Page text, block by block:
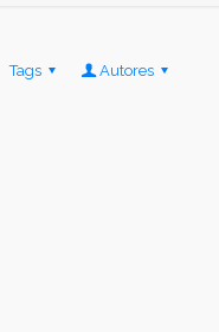
Tags Autores